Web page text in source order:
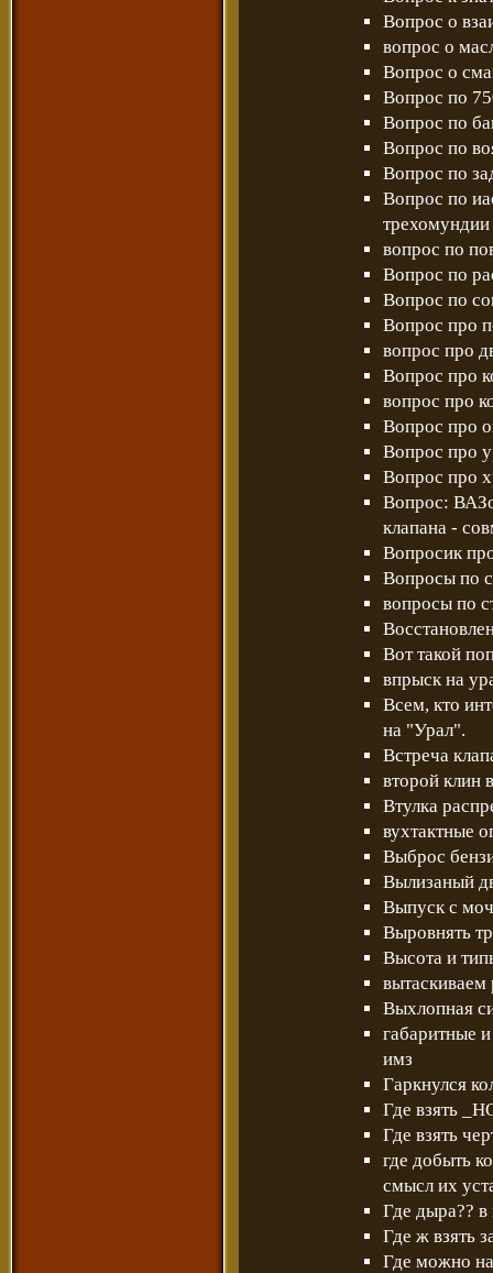
Вопрос о
вопрос о
Вопрос о
Вопрос по
Вопрос по
Вопрос по
Вопрос по
Вопрос по
трехомундии
вопрос по
Вопрос по
Вопрос по
Вопрос про
вопрос про
Вопрос про
вопрос про
Вопрос про
Вопрос про
Вопрос про
Вопрос:
клапана -
Вопросик
Вопросы по
вопросы по
Вот такой
впрыск на
Всем, кто
на "Урал".
Встреча
второй клин
Втулка
вухтактные
Выброс
Вылизаный
Выпуск с
Выровнять
Высота и
Выхлопная
габаритные
имз
Гаркнулся
Где взять
Где взять
где добыть
смысл их
Где дыра?? в
Где ж взять
Где можно